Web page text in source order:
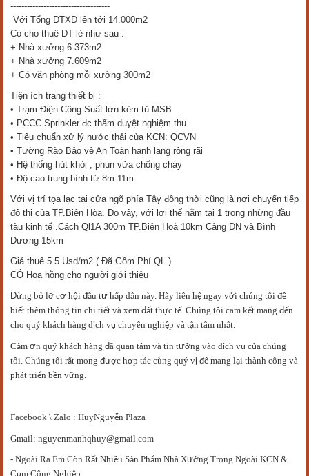
------------------------------------
Với Tổng DTXD lên tới 14.000m2
Có cho thuê DT lẻ như sau :
+ Nhà xưởng 6.373m2
+ Nhà xưởng 7.609m2
+ Có văn phòng mỗi xưởng 300m2
Tiện ích trang thiết bị :
• Trạm Điện Công Suất lớn kèm tủ MSB
• PCCC Sprinkler đc thẩm duyệt nghiệm thu
• Tiêu chuẩn xử lý nước thải của KCN: QCVN
• Tường Rào Bảo vệ An Toàn hanh lang rộng rãi
• Hệ thống hút khói , phun vữa chống cháy
• Độ cao trung bình từ 8m-11m
Với vị trí tọa lạc tại cửa ngõ phía Tây đồng thời cũng là nơi chuyển tiếp
đô thị của TP.Biên Hòa. Do vậy, với lợi thế nằm tại 1 trong những đầu
tàu kinh tế .Cách Ql1A 300m TP.Biên Hoà 10km Cảng ĐN và Bình
Dương 15km
Giá thuê 5.5 Usd/m2 ( Đã Gồm Phí QL )
CÓ Hoa hồng cho người giới thiệu
Đừng bỏ lỡ cơ hội đầu tư hấp dẫn này. Hãy liên hệ ngay với chúng tôi để
biết thêm thông tin chi tiết và xem đất thực tế. Chúng tôi cam kết mang đến
cho quý khách hàng dịch vụ chuyên nghiệp và tận tâm nhất.
Cảm ơn quý khách hàng đã quan tâm và tin tưởng vào dịch vụ của chúng
tôi. Chúng tôi rất mong được hợp tác cùng quý vị để mang lại thành công và
phát triển bền vững.
Facebook \ Zalo : HuyNguyễn Plaza
Gmail: nguyenmanhqhuy@gmail.com
- Ngoài Ra Em Còn Rất Nhiều Sản Phẩm Nhà Xưởng Trong Ngoài KCN &
C m Công Nghi p.